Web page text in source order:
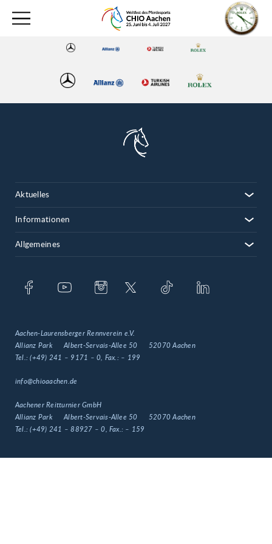
Aktuelles
Informationen
Allgemeines
Aachen-Laurensberger Rennverein e.V.
Allianz Park
Albert-Servais-Allee 50
52070 Aachen
Tel.:(+49) 241 – 9171 – 0 , Fax.: – 199
info@chioaachen.de
Aachener Reitturnier GmbH
Allianz Park
Albert-Servais-Allee 50
52070 Aachen
Tel.:(+49) 241 – 88927 – 0 , Fax.: – 159